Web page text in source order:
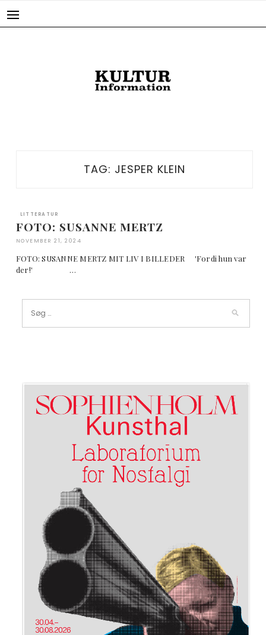
TAG: JESPER KLEIN
LITTERATUR
FOTO: SUSANNE MERTZ
NOVEMBER 21, 2024
FOTO: SUSANNE MERTZ MIT LIV I BILLEDER 'Fordi hun var
der!' …